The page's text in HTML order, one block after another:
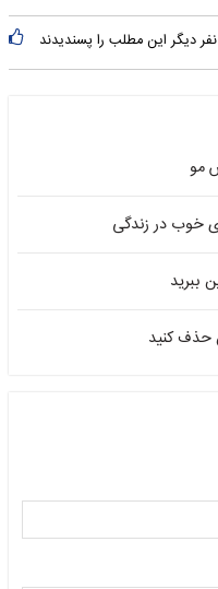
نفر دیگر این مطلب را پسندیدند